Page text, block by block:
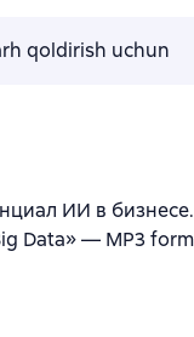
qoldirish uchun
ИИ в
Data» — MP3